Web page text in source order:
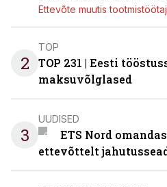
Ettevõte muutis
2
TOP
TOP 231 | Eesti
maksuvõlglased
3
UUDISED
ETS Nord
ettevõttelt